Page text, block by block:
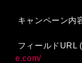
キャンペーン内
フィールド URL
e.com/